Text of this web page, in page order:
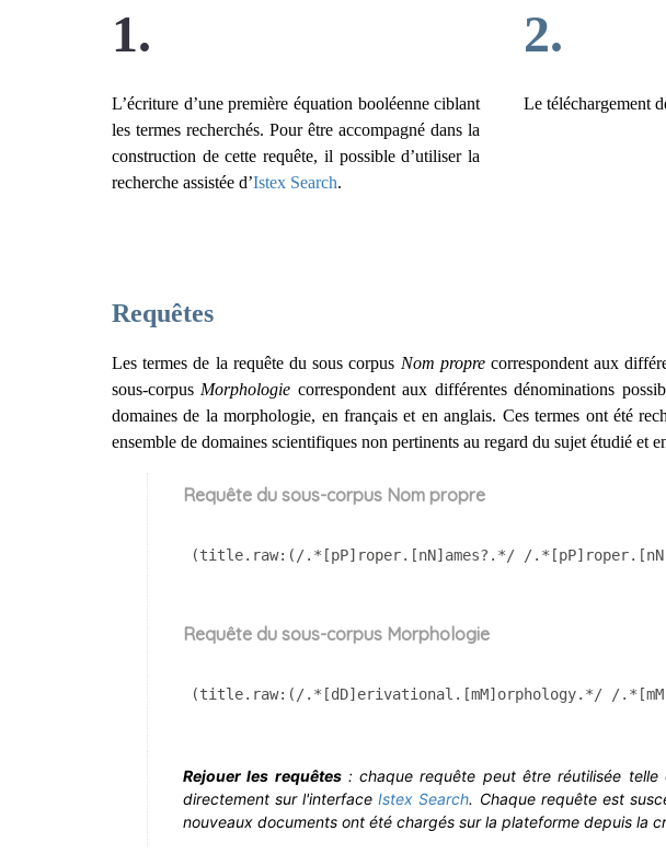
1.
L’écriture d’une première équation booléenne ciblant
les termes recherchés. Pour être accompagné dans la
construction de cette requête, il possible d’utiliser la
recherche assistée d’Istex Search.
2.
Le téléchargement
Requêtes
Les termes de la requête du sous corpus Nom proprecorrespondent aux
sous-corpus Morphologie correspondent aux différentes dénominations
domaines de la morphologie, en français et en anglais. Ces termes ont été
ensemble de domaines scientifiques non pertinents au regard du sujet étudié et
Requête du sous-corpus Nom propre
(title.raw:(/.*[pP]roper.[nN]ames?.*/ /
Requête du sous-corpus Morphologie
(title.raw:(/.*[dD]erivational.[mM]orphology.*/ /
Rejouer les requêtes: chaque requête peut être réutilisée telle
directement sur l'interfaceIstex Search. Chaque requête est
nouveaux documents ont été chargés sur la plateforme depuis la